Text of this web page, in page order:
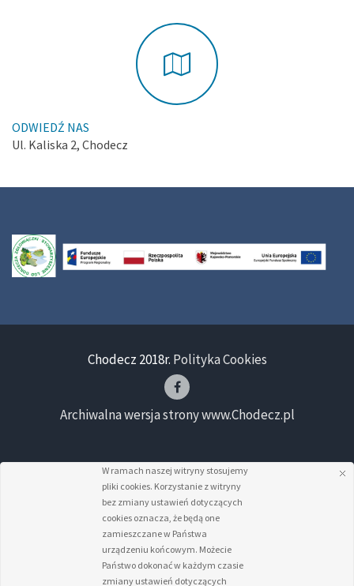
ODWIEDŹ NAS
Ul. Kaliska 2, Chodecz
Chodecz 2018r. Polityka Cookies
Archiwalna wersja strony www.Chodecz.pl
W ramach naszej witryny stosujemy
pliki cookies. Korzystanie z witryny
bez zmiany ustawień dotyczących
cookies oznacza, że będą one
zamieszczane w Państwa
urządzeniu końcowym. Możecie
Państwo dokonać w każdym czasie
zmiany ustawień dotyczących